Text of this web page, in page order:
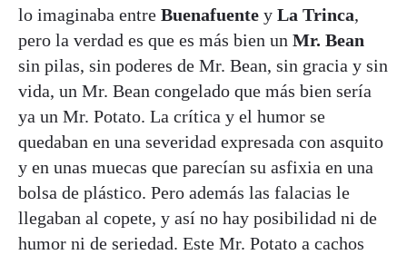
lo imaginaba entre Buenafuente y La Trinca,
pero la verdad es que es más bien un Mr. Bean
sin pilas, sin poderes de Mr. Bean, sin gracia y sin
vida, un Mr. Bean congelado que más bien sería
ya un Mr. Potato. La crítica y el humor se
quedaban en una severidad expresada con asquito
y en unas muecas que parecían su asfixia en una
bolsa de plástico. Pero además las falacias le
llegaban al copete, y así no hay posibilidad ni de
humor ni de seriedad. Este Mr. Potato a cachos